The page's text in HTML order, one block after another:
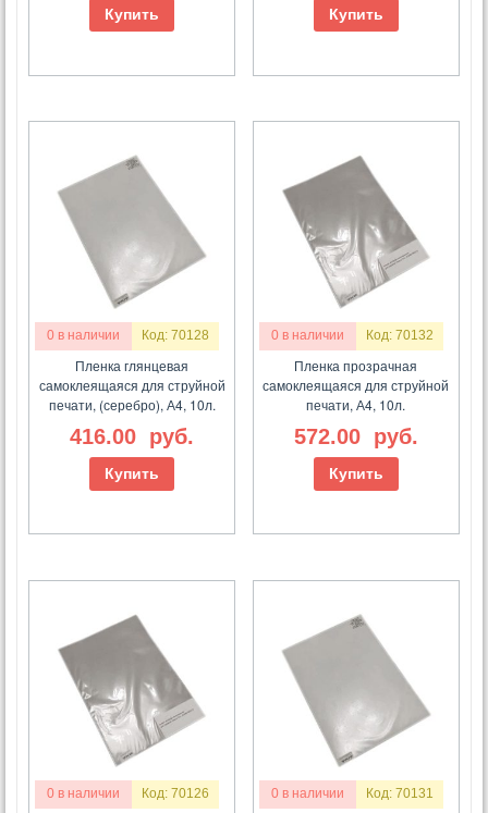
Купить Купить
0 в наличии Код: 70128
Пленка глянцевая
самоклеящаяся для струйной
печати, (серебро), А4, 10л.
416.00 руб.
Купить
0 в наличии Код: 70132
Пленка прозрачная
самоклеящаяся для струйной
печати, А4, 10л.
572.00 руб.
Купить
0 в наличии Код: 70126 0 в наличии Код: 70131